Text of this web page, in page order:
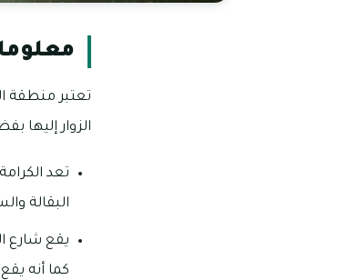
تعتبر منطقة
الزوار إليها
تعد
البقالة
يقع شارع
كما أنه